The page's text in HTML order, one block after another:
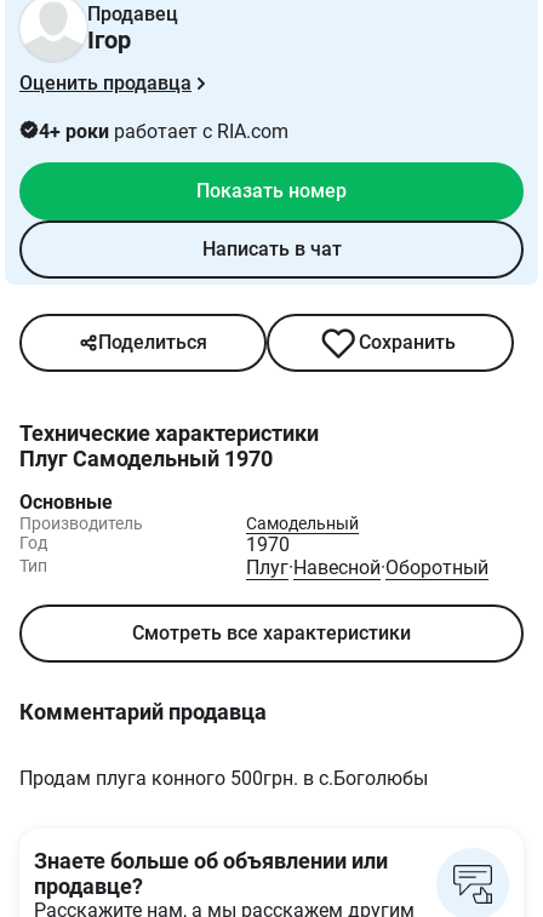
Продавец
Ігор
Оценить продавца
4+ роки работает с RIA.com
Показать номер
Написать в чат
Поделиться Сохранить
Технические характеристики
Плуг Самодельный 1970
Основные
Производитель
Самодельный
Год
1970
Тип Плуг·Навесной·Оборотный
Смотреть все характеристики
Комментарий продавца
Продам плуга конного 500грн. в с.Боголюбы
Знаете больше об объявлении или
продавце?
Расскажите нам, а мы расскажем другим